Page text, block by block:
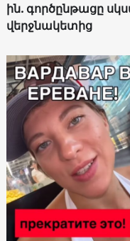
ին. գործընթացը
վերջնակետից